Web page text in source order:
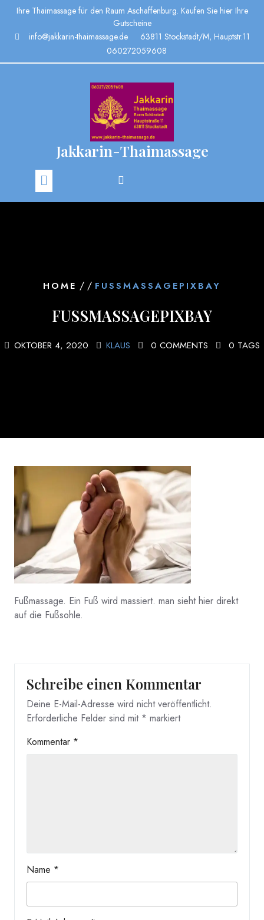
Ihre Thaimassage für den Raum Aschaffenburg. Kaufen Sie hier Ihre
Gutscheine
info@jakkarin-thaimassage.de
63811 Stockstadt/M, Hauptstr.11
060272059608
Jakkarin-Thaimassage
HOME / / FUSSMASSAGEPIXBAY
FUSSMASSAGEPIXBAY
OKTOBER 4, 2020 KLAUS 0 COMMENTS 0 TAGS
Fußmassage. Ein Fuß wird massiert. man sieht hier direkt
auf die Fußsohle.
Schreibe einen Kommentar
Deine E-Mail-Adresse wird nicht veröffentlicht.
Erforderliche Felder sind mit * markiert
Kommentar *
Name *